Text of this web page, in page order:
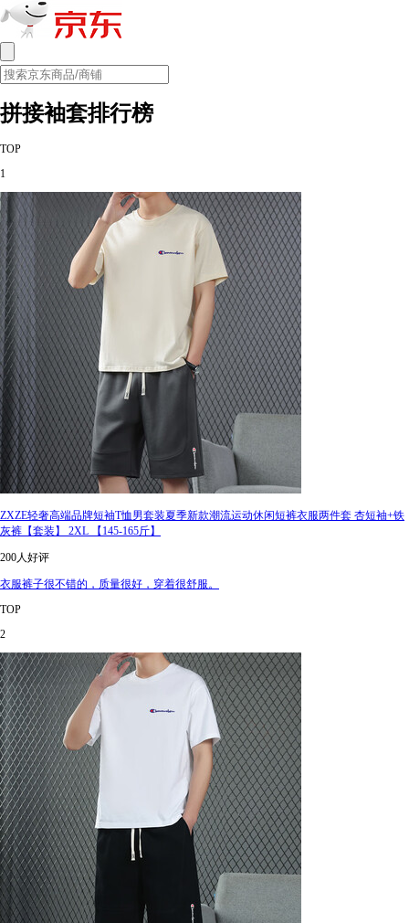
拼接袖套排行榜
TOP
1
ZXZE轻奢高端品牌短袖T恤男套装夏季新款潮流运动休闲短裤衣服两件套 杏短袖+铁
灰裤【套装】 2XL 【145-165斤】
200人好评
衣服裤子很不错的，质量很好，穿着很舒服。
TOP
2